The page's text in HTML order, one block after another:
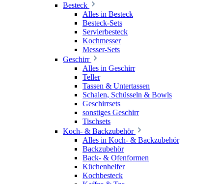
Besteck
Alles in Besteck
Besteck-Sets
Servierbesteck
Kochmesser
Messer-Sets
Geschirr
Alles in Geschirr
Teller
Tassen & Untertassen
Schalen, Schüsseln & Bowls
Geschirrsets
sonstiges Geschirr
Tischsets
Koch- & Backzubehör
Alles in Koch- & Backzubehör
Backzubehör
Back- & Ofenformen
Küchenhelfer
Kochbesteck